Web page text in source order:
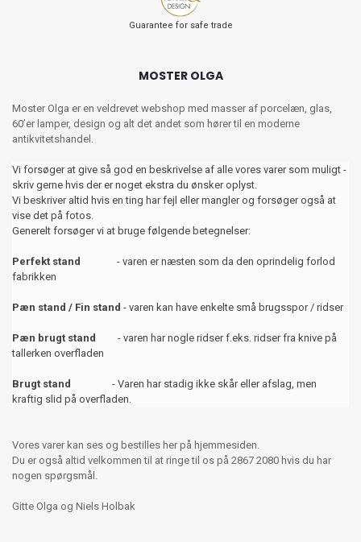
Guarantee for safe trade
MOSTER OLGA
Moster Olga er en veldrevet webshop med masser af porcelæn, glas,
60’er lamper, design og alt det andet som hører til en moderne
antikvitetshandel.
Vi forsøger at give så god en beskrivelse af alle vores varer som muligt -
skriv gerne hvis der er noget ekstra du ønsker oplyst.
Vi beskriver altid hvis en ting har fejl eller mangler og forsøger også at
vise det på fotos.
Generelt forsøger vi at bruge følgende betegnelser:
Perfekt stand - varen er næsten som da den oprindelig forlod
fabrikken
Pæn stand / Fin stand - varen kan have enkelte små brugsspor / ridser
Pæn brugt stand
- varen har nogle ridser f.eks. ridser fra knive på
tallerken overfladen
Brugt stand
- Varen har stadig ikke skår eller afslag, men
kraftig slid på overfladen.
Vores varer kan ses og bestilles her på hjemmesiden.
Du er også altid velkommen til at ringe til os på 2867 2080 hvis du har
nogen spørgsmål.
Gitte Olga og Niels Holbak